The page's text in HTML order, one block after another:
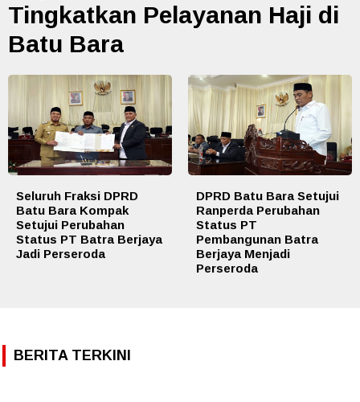
Tingkatkan Pelayanan Haji di
Batu Bara
Seluruh Fraksi DPRD
Batu Bara Kompak
Setujui Perubahan
Status PT Batra Berjaya
Jadi Perseroda
DPRD Batu Bara Setujui
Ranperda Perubahan
Status PT
Pembangunan Batra
Berjaya Menjadi
Perseroda
BERITA TERKINI